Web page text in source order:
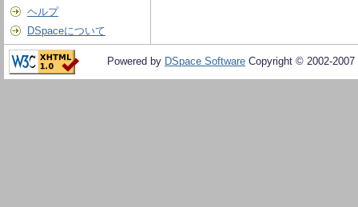
ヘルプ
DSpaceについて
Powered by DSpace Software Copyright © 2002-2007